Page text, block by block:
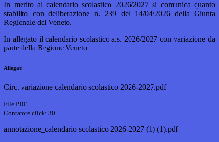
In merito al calendario scolastico 2026/2027 si comunica quanto
stabilito con deliberazione n. 239 del 14/04/2026 della Giunta
Regionale del Veneto.
In allegato il calendario scolastico a.s. 2026/2027 con variazione da
parte della Regione Veneto
Allegati
Circ. variazione calendario scolastico 2026-2027.pdf
File PDF
Contatore click: 30
annotazione_calendario scolastico 2026-2027 (1) (1).pdf